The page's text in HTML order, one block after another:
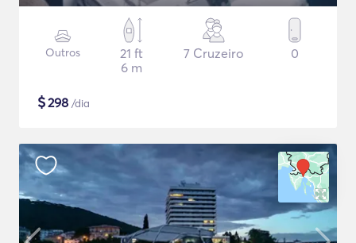
Outros
21 ft
6 m
7 Cruzeiro 0
$298 /dia